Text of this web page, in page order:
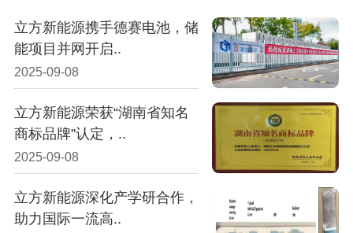
立方新能源携手德赛电池，储
能项目并网开启..
2025-09-08
立方新能源荣获“湖南省知名
商标品牌”认定，..
2025-09-08
立方新能源深化产学研合作，
助力国际一流高..